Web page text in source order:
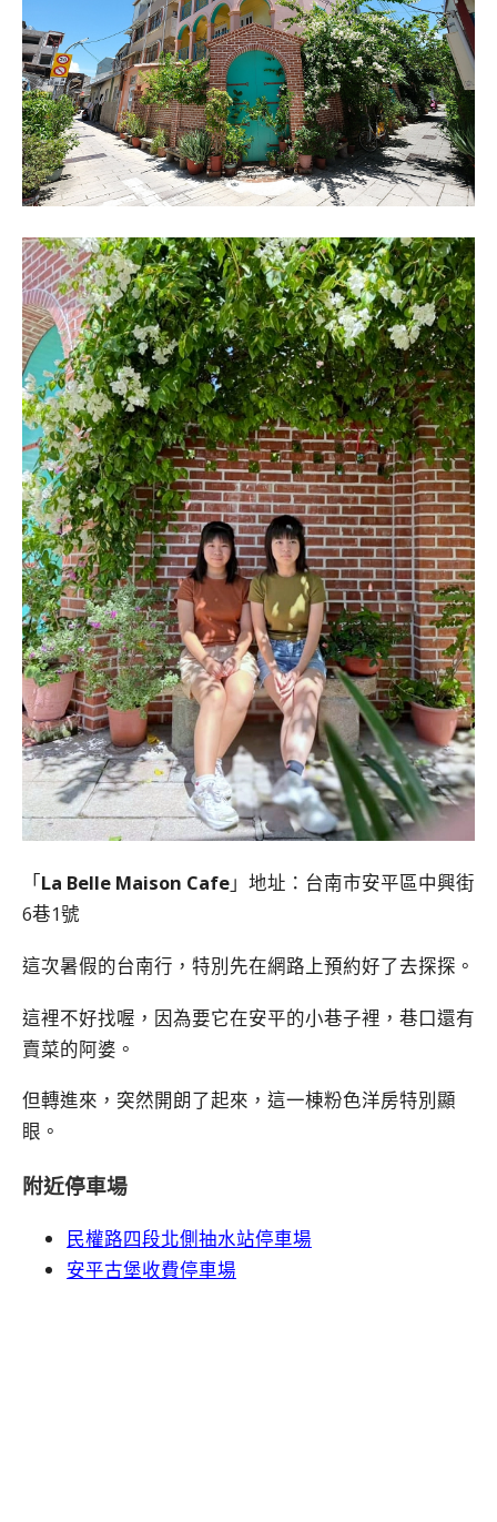
「La Belle Maison Cafe」地址：台南市安平區中興街
6巷1號
這次暑假的台南行，特別先在網路上預約好了去探探。
這裡不好找喔，因為要它在安平的小巷子裡，巷口還有
賣菜的阿婆。
但轉進來，突然開朗了起來，這一棟粉色洋房特別顯
眼。
附近停車場
民權路四段北側抽水站停車場
安平古堡收費停車場